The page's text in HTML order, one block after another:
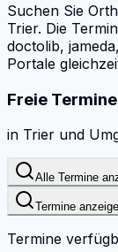
Suchen Sie
Trier. Die
doctolib,
Portale
Freie
in Trier und
Alle Termine
Termine
Termine